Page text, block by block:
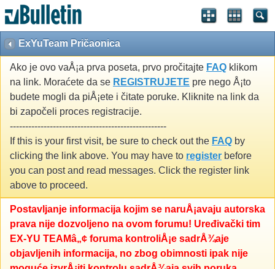
ExYuTeam Pričaonica
Ako je ovo vaÅ¡a prva poseta, prvo pročitajte FAQ klikom
na link. Moraćete da se REGISTRUJETE pre nego Å¡to
budete mogli da piÅ¡ete i čitate poruke. Kliknite na link da
bi započeli proces registracije.
---------------------------------------------------
If this is your first visit, be sure to check out the FAQ by
clicking the link above. You may have to register before
you can post and read messages. Click the register link
above to proceed.
Postavljanje informacija kojim se naruÅ¡avaju autorska
prava nije dozvoljeno na ovom forumu! Uređivački tim
EX-YU TEAMâ„¢ foruma kontroliÅ¡e sadrÅ¾aje
objavljenih informacija, no zbog obimnosti ipak nije